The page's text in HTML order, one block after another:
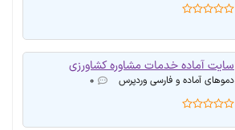
سایت آماده خدمات مشاوره کشاورزی
دموهای آماده و فارسی وردپرس ۰